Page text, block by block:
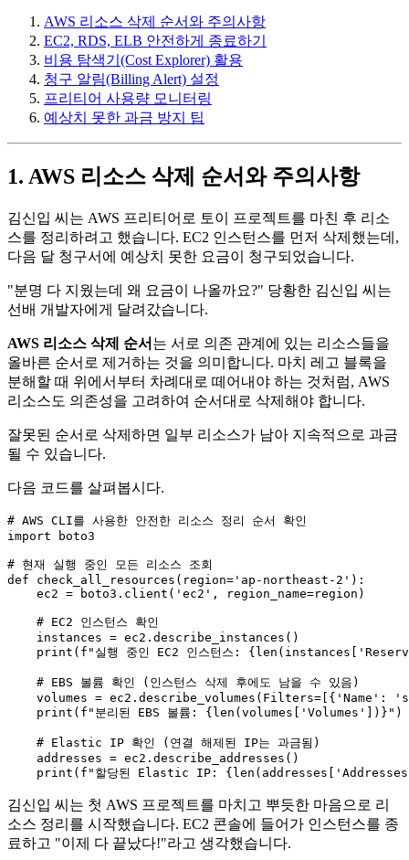
AWS 리소스 삭제 순서와 주의사항
EC2, RDS, ELB 안전하게 종료하기
비용 탐색기(Cost Explorer) 활용
청구 알림(Billing Alert) 설정
프리티어 사용량 모니터링
예상치 못한 과금 방지 팁
1. AWS 리소스 삭제 순서와 주의사항
김신입 씨는 AWS 프리티어로 토이 프로젝트를 마친 후 리소
스를 정리하려고 했습니다. EC2 인스턴스를 먼저 삭제했는데,
다음 달 청구서에 예상치 못한 요금이 청구되었습니다.
"분명 다 지웠는데 왜 요금이 나올까요?" 당황한 김신입 씨는
선배 개발자에게 달려갔습니다.
AWS 리소스 삭제 순서 는 서로 의존 관계에 있는 리소스들을
올바른 순서로 제거하는 것을 의미합니다. 마치 레고 블록을
분해할 때 위에서부터 차례대로 떼어내야 하는 것처럼, AWS
리소스도 의존성을 고려하여 순서대로 삭제해야 합니다.
잘못된 순서로 삭제하면 일부 리소스가 남아 지속적으로 과금
될 수 있습니다.
다음 코드를 살펴봅시다.
# AWS CLI를 사용한 안전한 리소스 정리 순서 확인
import boto3
# 현재 실행 중인 모든 리소스 조회
def
check_all_resources ( region= 'ap-northeast-2' ):
    ec2 = boto3.client(
'ec2' , region_name=region)
# EC2 인스턴스 확인
    instances = ec2.describe_instances()
print ( f"실행 중인 EC2 인스턴스: { len (instances[
# EBS 볼륨 확인 (인스턴스 삭제 후에도 남을 수 있음)
    volumes = ec2.describe_volumes(Filters=[{
'Name' :
print ( f"분리된 EBS 볼륨: { len (volumes[ 'Volumes' ])} " )
# Elastic IP 확인 (연결 해제된 IP는 과금됨)
    addresses = ec2.describe_addresses()
print ( f"할당된 Elastic IP: { len (addresses[
김신입 씨는 첫 AWS 프로젝트를 마치고 뿌듯한 마음으로 리
소스 정리를 시작했습니다. EC2 콘솔에 들어가 인스턴스를 종
료하고 "이제 다 끝났다!"라고 생각했습니다.